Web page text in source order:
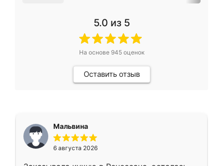
5.0 из 5
На основе 945оценок
Оставить отзыв
Мальвина
6 августа 2026